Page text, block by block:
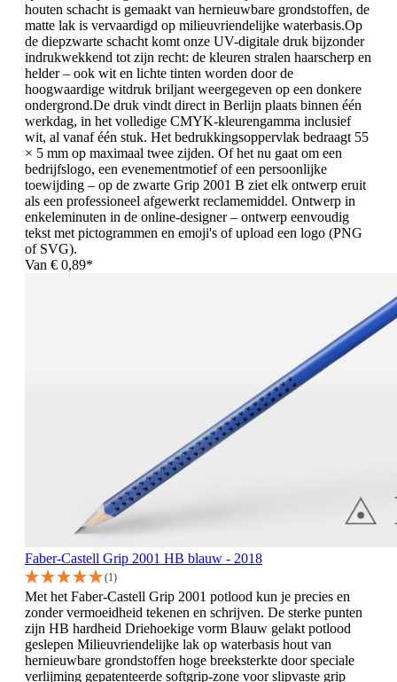
houten schacht is gemaakt van hernieuwbare grondstoffen, de
matte lak is vervaardigd op milieuvriendelijke waterbasis.Op
de diepzwarte schacht komt onze UV-digitale druk bijzonder
indrukwekkend tot zijn recht: de kleuren stralen haarscherp en
helder – ook wit en lichte tinten worden door de
hoogwaardige witdruk briljant weergegeven op een donkere
ondergrond.De druk vindt direct in Berlijn plaats binnen één
werkdag, in het volledige CMYK-kleurengamma inclusief
wit, al vanaf één stuk. Het bedrukkingsoppervlak bedraagt 55
× 5 mm op maximaal twee zijden. Of het nu gaat om een
bedrijfslogo, een evenementmotief of een persoonlijke
toewijding – op de zwarte Grip 2001 B ziet elk ontwerp eruit
als een professioneel afgewerkt reclamemiddel. Ontwerp in
enkeleminuten in de online-designer – ontwerp eenvoudig
tekst met pictogrammen en emoji's of upload een logo (PNG
of SVG).
Van € 0,89*
Faber-Castell Grip 2001 HB blauw - 2018
(1)
Met het Faber-Castell Grip 2001 potlood kun je precies en
zonder vermoeidheid tekenen en schrijven. De sterke punten
zijn HB hardheid Driehoekige vorm Blauw gelakt potlood
geslepen Milieuvriendelijke lak op waterbasis hout van
hernieuwbare grondstoffen hoge breeksterkte door speciale
verlijming gepatenteerde softgrip-zone voor slipvaste grip